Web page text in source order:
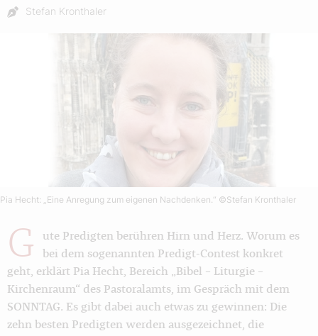
Autor:
Stefan Kronthaler
Pia Hecht: „Eine Anregung zum eigenen Nachdenken.“ ©Stefan Kronthaler
G
ute Predigten berühren Hirn und Herz. Worum es
bei dem sogenannten Predigt-Contest konkret
geht, erklärt Pia Hecht, Bereich „Bibel – Liturgie –
Kirchenraum“ des Pastoralamts, im Gespräch mit dem
SONNTAG. Es gibt dabei auch etwas zu gewinnen: Die
zehn besten Predigten werden ausgezeichnet, die